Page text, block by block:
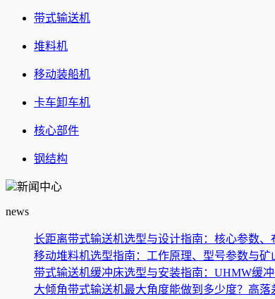
带式输送机
堆料机
移动装船机
卡车卸车机
核心部件
钢结构
新闻中心
news
长距离带式输送机选型与设计指南：核心参数、
移动堆料机选型指南：工作原理、型号参数与矿
带式输送机缓冲床选型与安装指南：UHMW缓
大倾角带式输送机最大角度能做到多少度？高